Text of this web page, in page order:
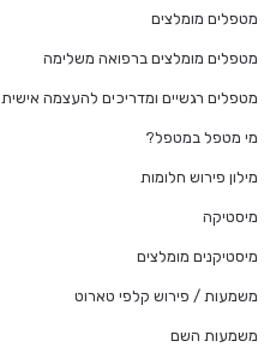
מטפלים מומלצים
מטפלים מומלצים ברפואה משלימה
מטפלים רגשיים ומדריכים להעצמה אישית
מי מטפל במטפל?
מילון פירוש חלומות
מיסטיקה
מיסטיקנים מומלצים
משמעות / פירוש קלפי טארוט
משמעות השם